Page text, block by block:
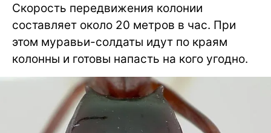
Скорость передвижения колонии
составляет около 20 метров в час. При
этом муравьи-солдаты идут по краям
колонны и готовы напасть на кого угодно.